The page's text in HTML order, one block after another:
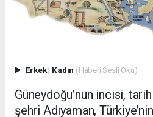
Erkek| Kadın (Haberi Sesli Oku)
Güneydoğu’nun incisi,
şehri Adıyaman,